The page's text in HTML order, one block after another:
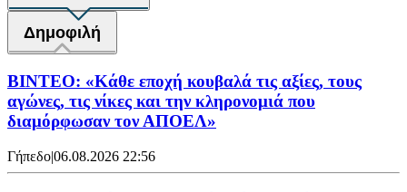
Δημοφιλή
ΒΙΝΤΕΟ: «Κάθε εποχή κουβαλά τις αξίες, τους
αγώνες, τις νίκες και την κληρονομιά που
διαμόρφωσαν τον ΑΠΟΕΛ»
Γήπεδο|06.08.2026 22:56